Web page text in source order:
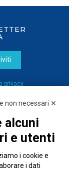
privacy
non necessari ✕
alcuni
e utenti
i cookie e
i dati